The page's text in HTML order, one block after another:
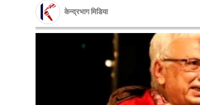
केन्द्रभाग मिडिया